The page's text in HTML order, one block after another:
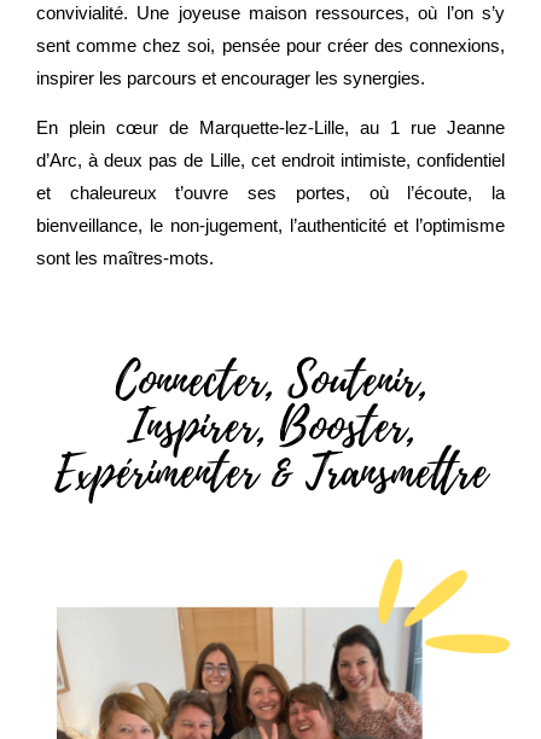
convivialité. Une joyeuse maison ressources, où l’on s’y
sent comme chez soi, pensée pour créer des connexions,
inspirer les parcours et encourager les synergies.
En plein cœur de Marquette-lez-Lille, au 1 rue Jeanne
d’Arc, à deux pas de Lille, cet endroit intimiste, confidentiel
et chaleureux t’ouvre ses portes, où l’écoute, la
bienveillance, le non-jugement, l’authenticité et l’optimisme
sont les maîtres-mots.
Connecter, Soutenir,
Inspirer, Booster,
Expérimenter & Transmettre